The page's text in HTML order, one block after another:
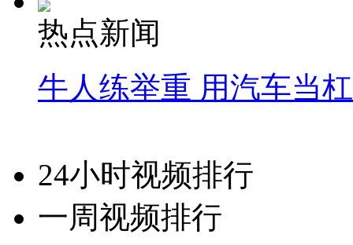
热点新闻
牛人练举重 用汽车当
24小时视频排行
一周视频排行